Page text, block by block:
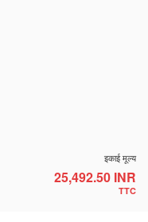
इकाई मूल्य
25,492.50 INR
TTC